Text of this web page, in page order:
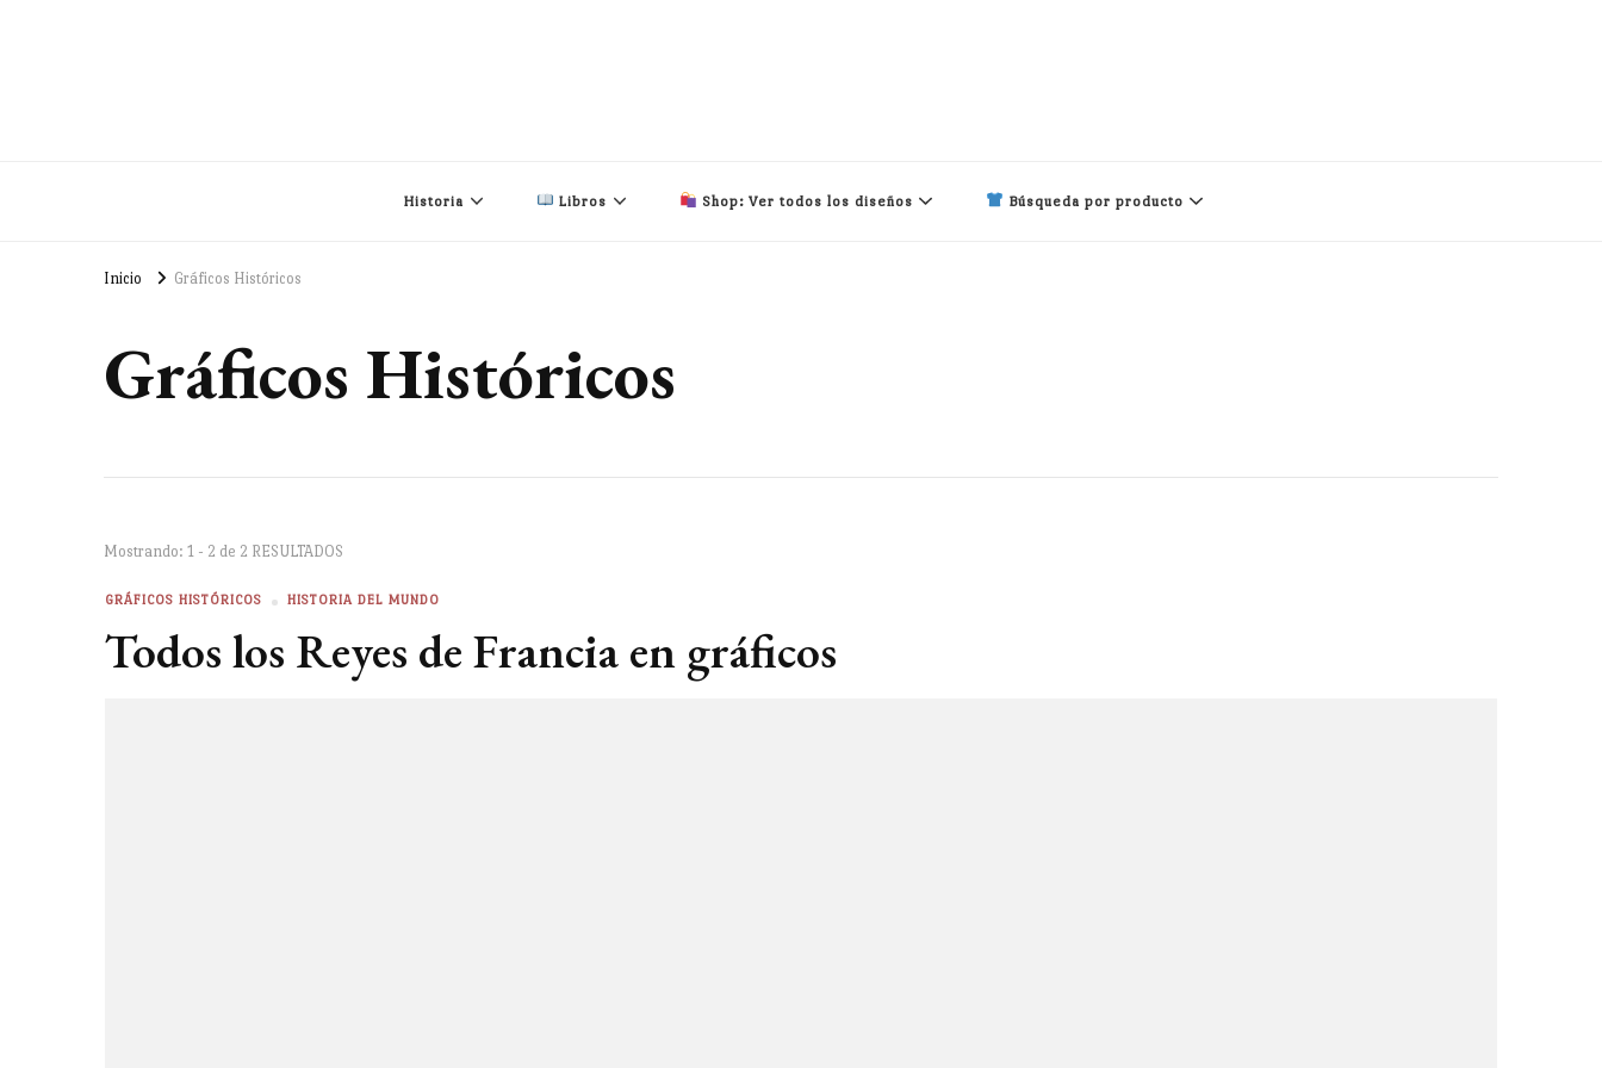
Historia Libros Shop: Ver todos los diseños Búsqueda por producto
Inicio Gráficos Históricos
Gráficos Históricos
Mostrando: 1 - 2 de 2 RESULTADOS
GRÁFICOS HISTÓRICOS HISTORIA DEL MUNDO
Todos los Reyes de Francia en gráficos